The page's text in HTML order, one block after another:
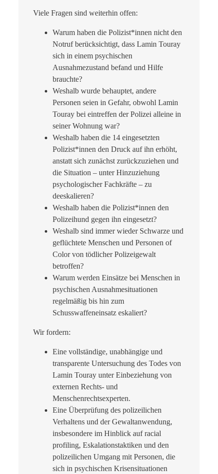
Viele Fragen sind weiterhin offen:
Warum haben die Polizist*innen nicht den
Notruf berücksichtigt, dass Lamin Touray
sich in einem psychischen
Ausnahmezustand befand und Hilfe
brauchte?
Weshalb wurde behauptet, andere
Personen seien in Gefahr, obwohl Lamin
Touray bei eintreffen der Polizei alleine in
seiner Wohnung war?
Weshalb haben die 14 eingesetzten
Polizist*innen den Druck auf ihn erhöht,
anstatt sich zunächst zurückzuziehen und
die Situation – unter Hinzuziehung
psychologischer Fachkräfte – zu
deeskalieren?
Weshalb haben die Polizist*innen den
Polizeihund gegen ihn eingesetzt?
Weshalb sind immer wieder Schwarze und
geflüchtete Menschen und Personen of
Color von tödlicher Polizeigewalt
betroffen?
Warum werden Einsätze bei Menschen in
psychischen Ausnahmesituationen
regelmäßig bis hin zum
Schusswaffeneinsatz eskaliert?
Wir fordern:
Eine vollständige, unabhängige und
transparente Untersuchung des Todes von
Lamin Touray unter Einbeziehung von
externen Rechts- und
Menschenrechtsexperten.
Eine Überprüfung des polizeilichen
Verhaltens und der Gewaltanwendung,
insbesondere im Hinblick auf racial
profiling, Eskalationstaktiken und den
polizeilichen Umgang mit Personen, die
sich in psychischen Krisensituationen